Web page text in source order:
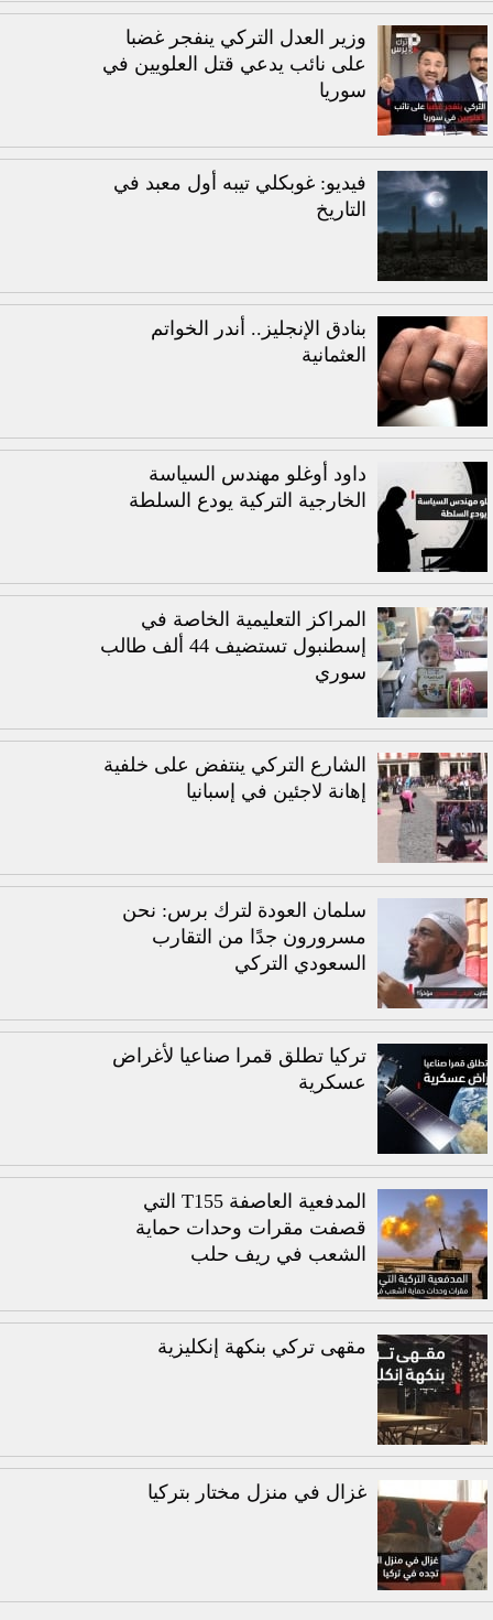
وزير العدل التركي ينفجر غضبا
على نائب يدعي قتل العلويين في
سوريا
فيديو: غوبكلي تيبه أول معبد في
التاريخ
بنادق الإنجليز.. أندر الخواتم
العثمانية
داود أوغلو مهندس السياسة
الخارجية التركية يودع السلطة
المراكز التعليمية الخاصة في
إسطنبول تستضيف 44 ألف طالب
سوري
الشارع التركي ينتفض على خلفية
إهانة لاجئين في إسبانيا
سلمان العودة لترك برس: نحن
مسرورون جدًا من التقارب
السعودي التركي
تركيا تطلق قمرا صناعيا لأغراض
عسكرية
المدفعية العاصفة T155 التي
قصفت مقرات وحدات حماية
الشعب في ريف حلب
مقهى تركي بنكهة إنكليزية
غزال في منزل مختار بتركيا